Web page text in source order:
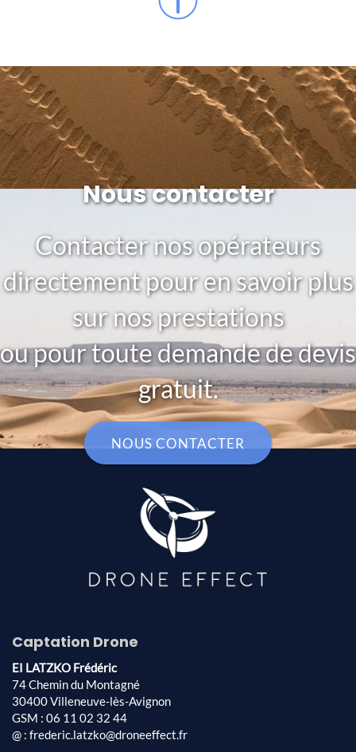
Nous contacter
Contacter nos opérateurs
directement pour en savoir plus
sur nos prestations
ou pour toute demande de devis
gratuit.
NOUS CONTACTER
Captation Drone
EI LATZKO Frédéric
74 Chemin du Montagné
30400 Villeneuve-lès-Avignon
GSM : 06 11 02 32 44
@ : frederic.latzko@droneeffect.fr